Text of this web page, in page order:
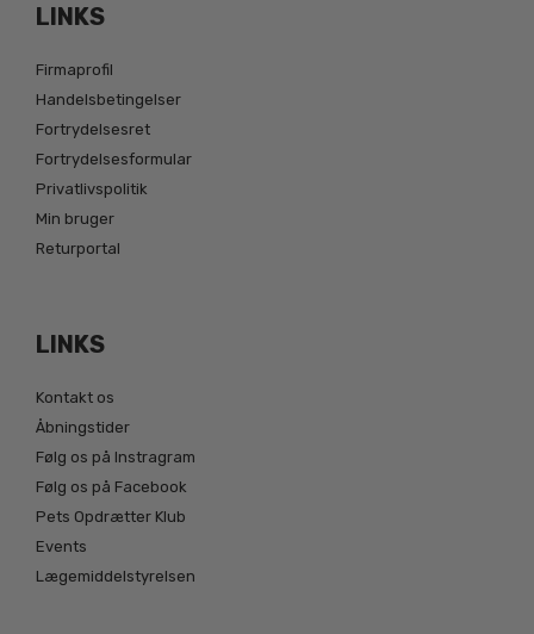
LINKS
Firmaprofil
Handelsbetingelser
Fortrydelsesret
Fortrydelsesformular
Privatlivspolitik
Min bruger
Returportal
LINKS
Kontakt os
Åbningstider
Følg os på Instragram
Følg os på Facebook
Pets Opdrætter Klub
Events
Lægemiddelstyrelsen